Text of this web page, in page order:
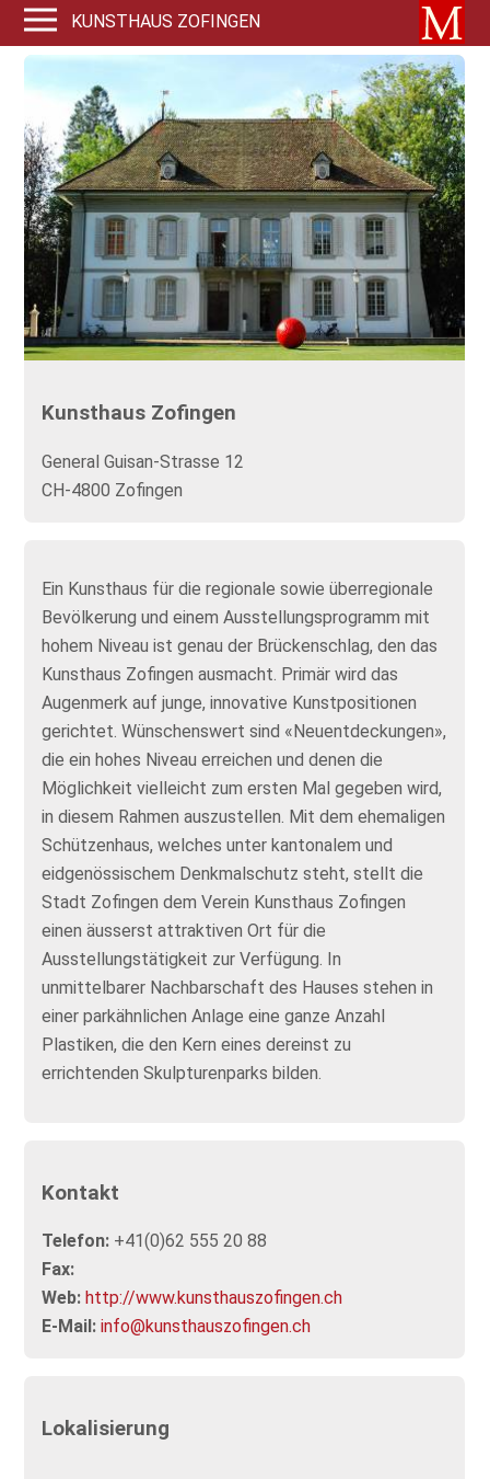
KUNSTHAUS ZOFINGEN
Kunsthaus Zofingen
General Guisan-Strasse 12
CH-4800 Zofingen
Ein Kunsthaus für die regionale sowie überregionale
Bevölkerung und einem Ausstellungsprogramm mit
hohem Niveau ist genau der Brückenschlag, den das
Kunsthaus Zofingen ausmacht. Primär wird das
Augenmerk auf junge, innovative Kunstpositionen
gerichtet. Wünschenswert sind «Neuentdeckungen»,
die ein hohes Niveau erreichen und denen die
Möglichkeit vielleicht zum ersten Mal gegeben wird,
in diesem Rahmen auszustellen. Mit dem ehemaligen
Schützenhaus, welches unter kantonalem und
eidgenössischem Denkmalschutz steht, stellt die
Stadt Zofingen dem Verein Kunsthaus Zofingen
einen äusserst attraktiven Ort für die
Ausstellungstätigkeit zur Verfügung. In
unmittelbarer Nachbarschaft des Hauses stehen in
einer parkähnlichen Anlage eine ganze Anzahl
Plastiken, die den Kern eines dereinst zu
errichtenden Skulpturenparks bilden.
Kontakt
Telefon: +41(0)62 555 20 88
Fax:
Web: http://www.kunsthauszofingen.ch
E-Mail: info@kunsthauszofingen.ch
Lokalisierung